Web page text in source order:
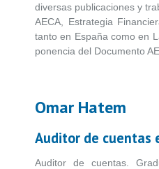
diversas publicaciones y
AECA, Estrategia
tanto en España como en
ponencia del Documento
Omar Hatem
Auditor de cuentas
Auditor de cuentas.